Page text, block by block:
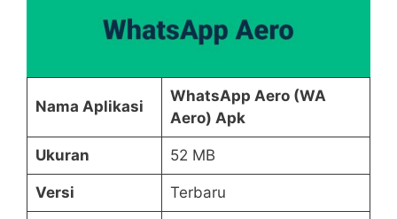
Nama Aplikasi
WhatsApp Aero (WA
Aero) Apk
Ukuran 52 MB
Versi Terbaru